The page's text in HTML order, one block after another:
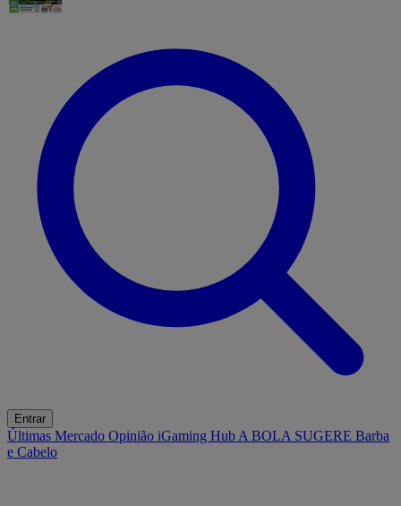
Entrar
Últimas Mercado Opinião iGaming Hub A BOLA SUGERE Barba
e Cabelo